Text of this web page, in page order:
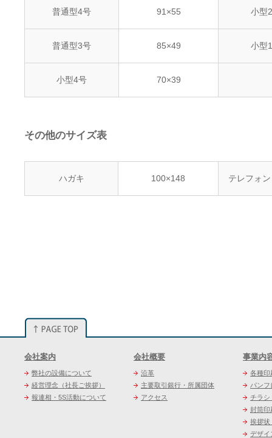
普通型4号 91×55 小型
普通型3号 85×49 小型
小型4号 70×39
その他のサイズ表
ハガキ 100×148 テレフォ
会社案内
弊社の設備について
経営理念（社長ご挨拶）
報連相・5S活動について
会社概要
沿革
主要取引銀行・所属団体
アクセス
事業内
各種印
パンフ
チラシ
封筒印
挨拶状
デザイ